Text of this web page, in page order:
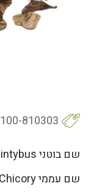
100-810303
שם בוטני Cichorium intybus
שם עממי Chicory